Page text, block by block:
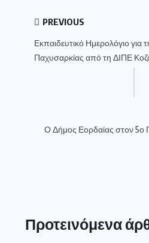
PREVIOUS
Εκπαιδευτικό Ημερολόγιο για
Παχυσαρκίας από τη ΔΙΠΕ
Ο Δήμος Εορδαίας στον 5ο
Προτεινόμενα